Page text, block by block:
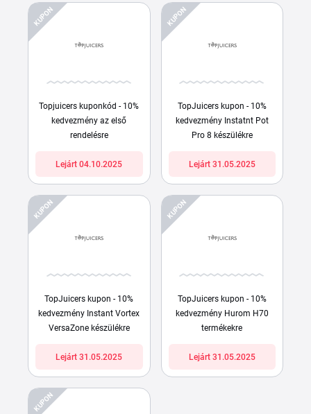
KUPON
Topjuicers kuponkód - 10%
kedvezmény az első
rendelésre
Lejárt 04.10.2025
KUPON
TopJuicers kupon - 10%
kedvezmény Instatnt Pot
Pro 8 készülékre
Lejárt 31.05.2025
KUPON
TopJuicers kupon - 10%
kedvezmény Instant Vortex
VersaZone készülékre
Lejárt 31.05.2025
KUPON
TopJuicers kupon - 10%
kedvezmény Hurom H70
termékekre
Lejárt 31.05.2025
KUPON